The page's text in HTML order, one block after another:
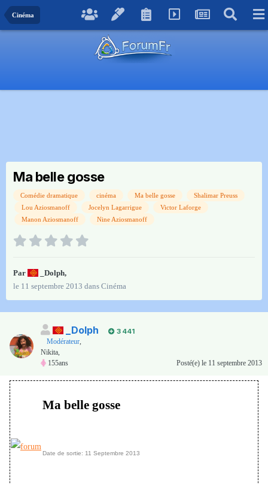
Cinéma
Ma belle gosse
Comédie dramatique cinéma Ma belle gosse
Shalimar Preuss
Lou Aziosmanoff
Jocelyn Lagarrigue
Victor Laforge
Manon Aziosmanoff
Nine Aziosmanoff
Par _Dolph,
le 11 septembre 2013 dans Cinéma
_Dolph
3 441
Modérateur,
Nikita,
155ans
Posté(e) le 11 septembre 2013
Ma belle gosse
Date de sortie: 11 Septembre 2013